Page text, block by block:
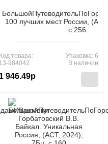
100 лучших мест России,
c.256
Код товара:
13-984042
1 946.49р
Упаковка: 6
В наличии